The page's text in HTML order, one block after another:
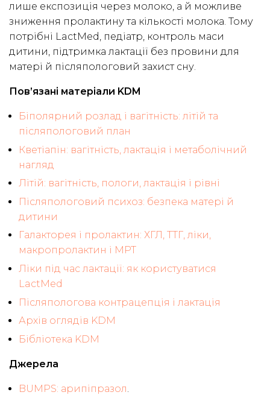
лише експозиція через молоко, а й можливе
зниження пролактину та кількості молока. Тому
потрібні LactMed, педіатр, контроль маси
дитини, підтримка лактації без провини для
матері й післяпологовий захист сну.
Пов’язані матеріали KDM
Біполярний розлад і вагітність: літій та
післяпологовий план
Кветіапін: вагітність, лактація і метаболічний
нагляд
Літій: вагітність, пологи, лактація і рівні
Післяпологовий психоз: безпека матері й
дитини
Галакторея і пролактин: ХГЛ, ТТГ, ліки,
макропролактин і МРТ
Ліки під час лактації: як користуватися
LactMed
Післяпологова контрацепція і лактація
Архів оглядів KDM
Бібліотека KDM
Джерела
BUMPS: арипіпразол